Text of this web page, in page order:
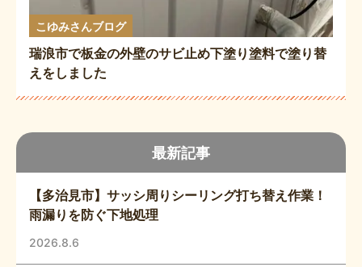
最新記事
【多治見市】サッシ周りシーリング打ち替え作業！
雨漏りを防ぐ下地処理
2026.8.6
こゆみさんブログ
瑞浪市で板金の外壁のサビ止め下塗り塗料で塗り替
えをしました